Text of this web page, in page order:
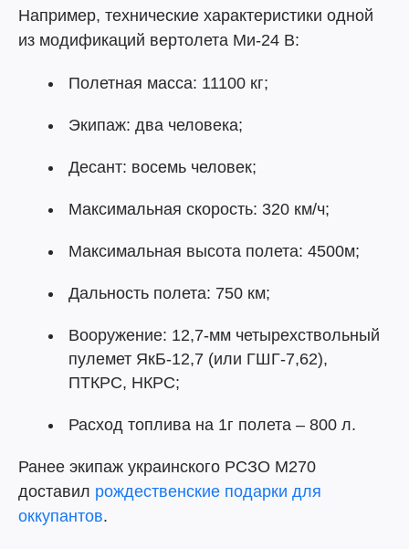
Например, технические характеристики одной
из модификаций вертолета Ми-24 В:
Полетная масса: 11100 кг;
Экипаж: два человека;
Десант: восемь человек;
Максимальная скорость: 320 км/ч;
Максимальная высота полета: 4500м;
Дальность полета: 750 км;
Вооружение: 12,7-мм четырехствольный
пулемет ЯкБ-12,7 (или ГШГ-7,62),
ПТКРС, НКРС;
Расход топлива на 1г полета – 800 л.
Ранее экипаж украинского РСЗО M270
доставил рождественские подарки для
оккупантов.